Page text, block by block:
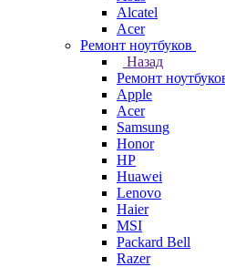
Alcatel
Acer
Ремонт ноутбуков
Назад
Ремонт
Apple
Acer
Samsung
Honor
HP
Huawei
Lenovo
Haier
MSI
Packard Bell
Razer